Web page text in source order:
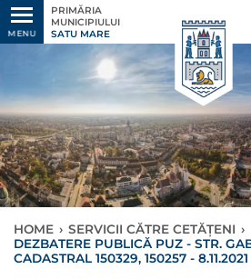
MENU
PRIMĂRIA
MUNICIPIULUI
SATU MARE
HOME › SERVICII CĂTRE CETĂȚENI ›
DEZBATERE PUBLICĂ PUZ - STR.
CADASTRAL 150329, 150257 - 8.11.2021